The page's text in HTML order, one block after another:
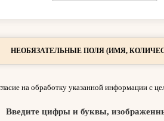
НЕОБЯЗАТЕЛЬНЫЕ ПОЛЯ (ИМЯ,
на обработку указанной информации с
Введите цифры и буквы,